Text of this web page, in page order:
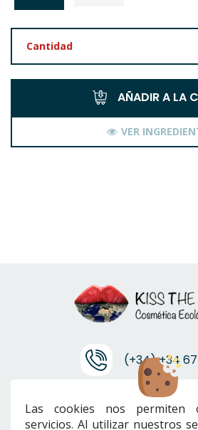
Cantidad
AÑADIR A LA
VER
(+34) +34
Las cookies nos permiten
servicios. Al utilizar nuestros